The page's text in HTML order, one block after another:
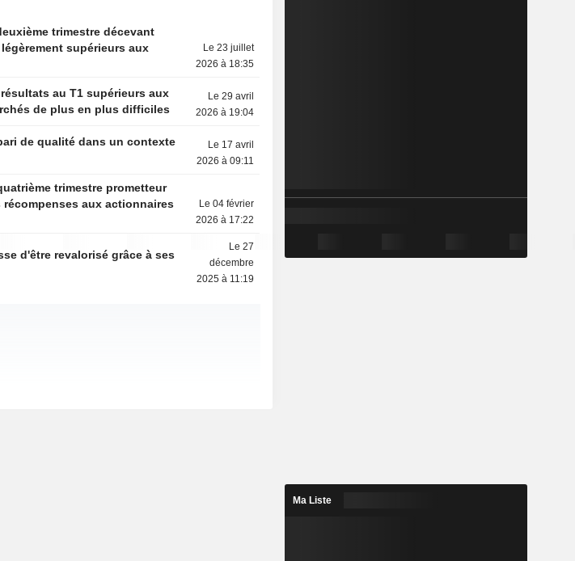
supérieurs aux
Le 23 juillet
2026 à 18:35
de plus en plus difficiles
Le 29 avril
2026 à 19:04
Le 17 avril
2026 à 09:11
aux actionnaires
Le 04 février
2026 à 17:22
d'être revalorisé grâce à ses
Le 27
décembre
2025 à 11:19
Ma Liste